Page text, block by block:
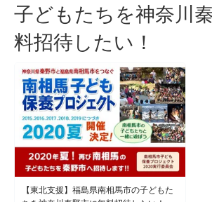
子どもたちを神奈川
料招待したい！